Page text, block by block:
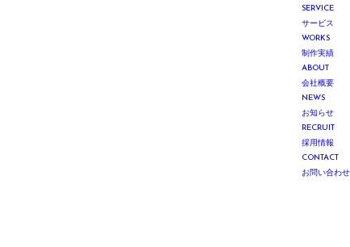
SERVICE
サービス
WORKS
制作実績
ABOUT
会社概要
NEWS
お知らせ
RECRUIT
採用情報
CONTACT
お問い合わせ